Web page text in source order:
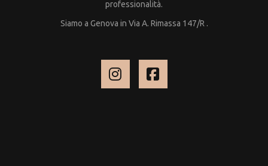
professionalità.
Siamo a Genova in Via A. Rimassa 147/R .